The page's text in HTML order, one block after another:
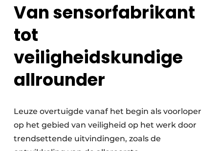
Van sensorfabrikant
tot
veiligheidskundige
allrounder
Leuze overtuigde vanaf het begin als voorloper
op het gebied van veiligheid op het werk door
trendsettende uitvindingen, zoals de